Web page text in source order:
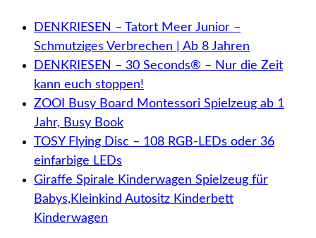
DENKRIESEN – Tatort Meer Junior –
Schmutziges Verbrechen | Ab 8 Jahren
DENKRIESEN – 30 Seconds® – Nur die Zeit
kann euch stoppen!
ZOOI Busy Board Montessori Spielzeug ab 1
Jahr, Busy Book
TOSY Flying Disc – 108 RGB-LEDs oder 36
einfarbige LEDs
Giraffe Spirale Kinderwagen Spielzeug für
Babys,Kleinkind Autositz Kinderbett
Kinderwagen